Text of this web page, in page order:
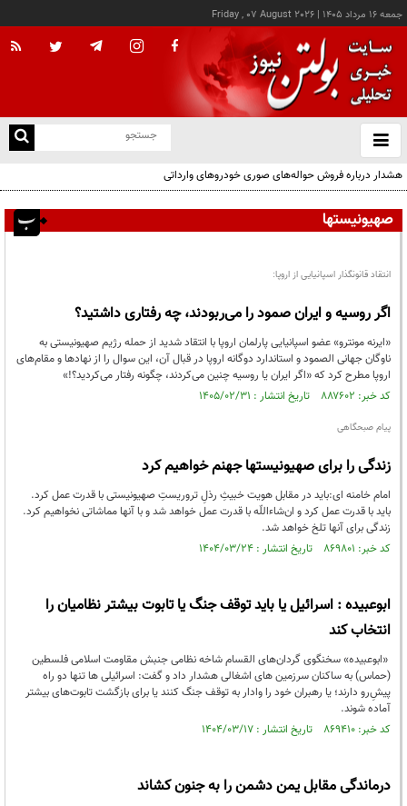
جمعه ۱۶ مرداد ۱۴۰۵ |
Friday , 07 August 2026
باز
و
هشدار درباره فروش حواله‌های صوری خودروهای وارداتی
صهیونیستها
انتقاد قانونگذار اسپانیایی از اروپا:
اگر روسیه و ایران صمود را می‌ربودند، چه رفتاری داشتید؟
«ایرنه مونترو» عضو اسپانیایی پارلمان اروپا با انتقاد شدید از حمله رژیم صهیونیستی به
ناوگان جهانی الصمود و استاندارد دوگانه اروپا در قبال آن، این سوال را از نهادها و مقام‌های
اروپا مطرح کرد که «اگر ایران یا روسیه چنین می‌کردند، چگونه رفتار می‌کردید؟!»
کد خبر: ۸۸۷۶۰۲ تاریخ انتشار : ۱۴۰۵/۰۲/۳۱
پیام صبحگاهی
زندگی را برای صهیونیستها جهنم خواهیم کرد
امام خامنه ای:باید در مقابل هویت خبیثِ رذلِ تروریستِ صهیونیستی با قدرت عمل کرد.
باید با قدرت عمل کرد و ان‌شاءاللّه با قدرت عمل خواهد شد و با آنها مماشاتی نخواهیم کرد.
زندگی برای آنها تلخ خواهد شد.
کد خبر: ۸۶۹۸۰۱ تاریخ انتشار : ۱۴۰۴/۰۳/۲۴
ابوعبیده : اسرائیل یا باید توقف جنگ یا تابوت‌ بیشتر نظامیان را
انتخاب کند
«ابوعبیده» سخنگوی گردان‌های القسام شاخه نظامی جنبش مقاومت اسلامی فلسطین
(حماس) به ساکنان سرزمین های اشغالی هشدار داد و گفت: اسرائیلی ها تنها دو راه
پیشِ‌رو دارند؛ یا رهبران خود را وادار به توقف جنگ کنند یا برای بازگشت تابوت‌های بیشتر
آماده شوند.
کد خبر: ۸۶۹۴۱۰ تاریخ انتشار : ۱۴۰۴/۰۳/۱۷
درماندگی مقابل یمن دشمن را به جنون کشاند